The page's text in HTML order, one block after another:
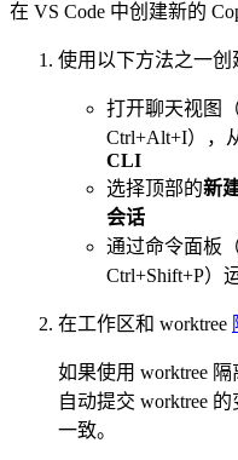
在 VS Code 中创建新的
使用以下方法之一创
打开聊天视图
Ctrl+Alt+I），
CLI
选择顶部的新
会话
通过命令面板
Ctrl+Shift+P）
在工作区和 worktree
如果使用 worktree
自动提交 worktree
一致。